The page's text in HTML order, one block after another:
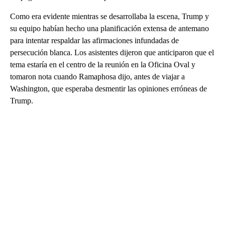
Como era evidente mientras se desarrollaba la escena, Trump y
su equipo habían hecho una planificación extensa de antemano
para intentar respaldar las afirmaciones infundadas de
persecución blanca. Los asistentes dijeron que anticiparon que el
tema estaría en el centro de la reunión en la Oficina Oval y
tomaron nota cuando Ramaphosa dijo, antes de viajar a
Washington, que esperaba desmentir las opiniones erróneas de
Trump.